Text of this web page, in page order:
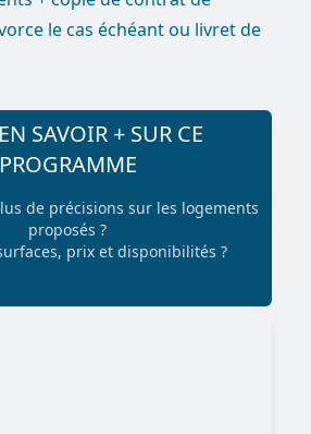
le cas échéant ou livret de
SAVOIR + SUR CE
PROGRAMME
de précisions sur les logements
proposés ?
prix et disponibilités ?